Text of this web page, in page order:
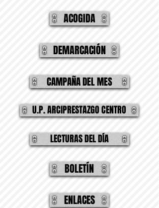
ACOGIDA
DEMARCACIÓN
CAMPAÑA DEL MES
U.P. ARCIPRESTAZGO CENTRO
LECTURAS DEL DÍA
BOLETÍN
ENLACES